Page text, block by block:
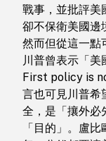
戰事，並批評美
卻不保衛美國邊
然而但從這一點
川普曾表示「
First policy is
言也可見川普希
全，是「攘外必
「目的」。盧